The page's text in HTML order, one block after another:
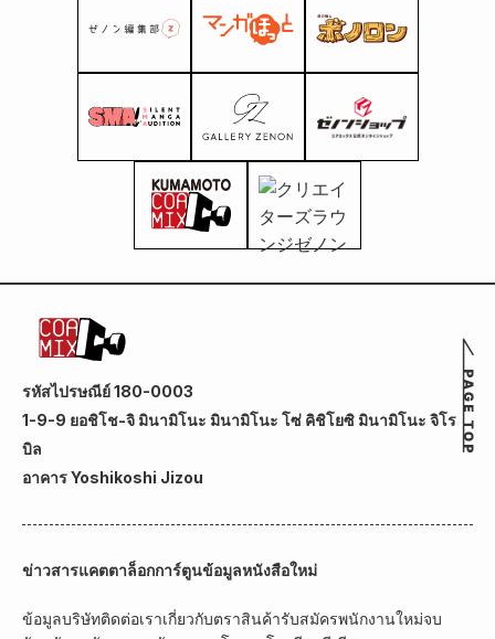
รหัสไปรษณีย์ 180-0003
1-9-9 ยอชิโช-จิ มินามิโนะ มินามิโนะ โซ่ คิชิโยซิ มินามิโนะ จิโร
บิล
อาคาร Yoshikoshi Jizou
ข่าวสารแคตตาล็อกการ์ตูนข้อมูลหนังสือใหม่
ข้อมูลบริษัทติดต่อเราเกี่ยวกับตราสินค้ารับสมัครพนักงานใหม่จบ